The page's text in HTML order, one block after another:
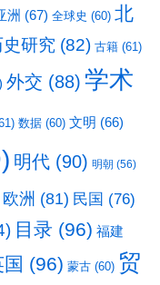
洲 (67) 全球史 (60) 北
史研究 (82) 古籍 (61)
外交 (88) 学术
数据 (60) 文明 (66)
明代 (90) 明朝 (56)
欧洲 (81) 民国 (76)
目录 (96) 福建
(96) 蒙古 (60) 贸